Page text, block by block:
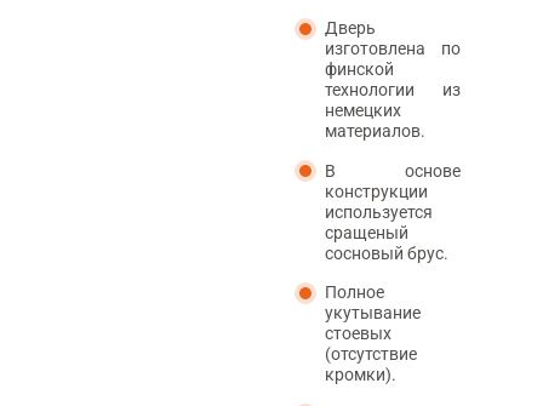
Дверь
изготовлена по
финской
технологии из
немецких
материалов.
В основе
конструкции
используется
сращеный
сосновый брус.
Полное
укутывание
стоевых
(отсутствие
кромки).